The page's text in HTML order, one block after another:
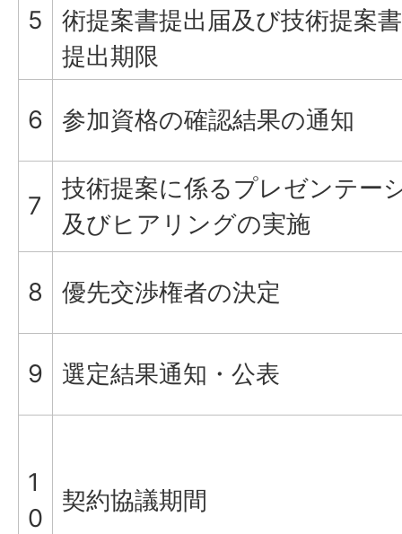
5
術提案書提出届及び技術提案
提出期限
6 参加資格の確認結果の通知
7
技術提案に係るプレゼンテー
及びヒアリングの実施
8 優先交渉権者の決定
9 選定結果通知・公表
1
0
契約協議期間